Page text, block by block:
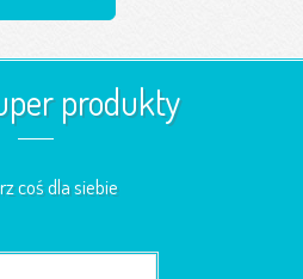
produkty
coś dla siebie